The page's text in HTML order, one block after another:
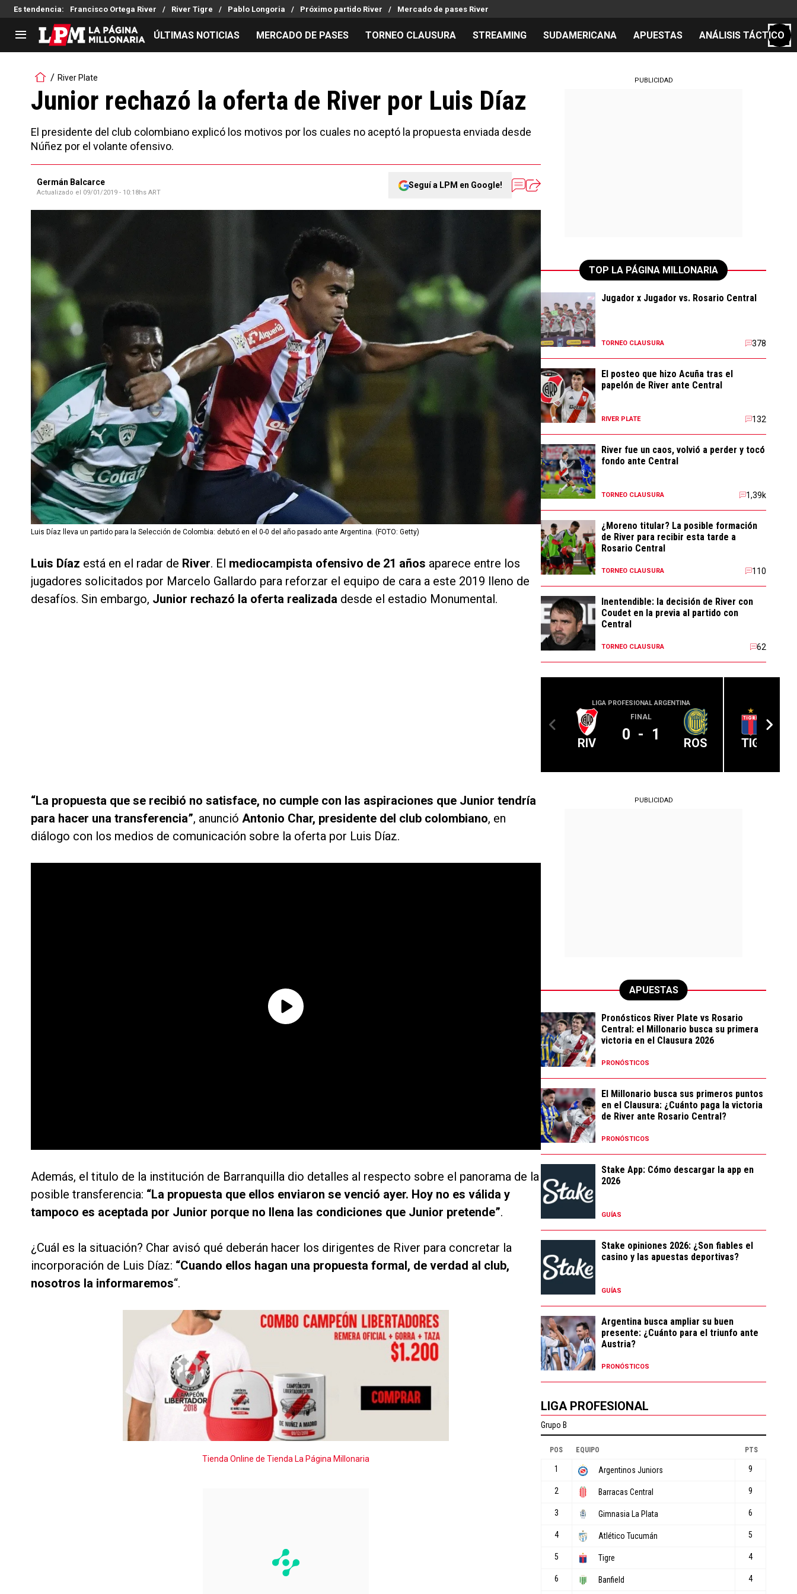
Es tendencia: Francisco Ortega River River Tigre Pablo Longoria Próximo partido River Mercado de pases River
LIGA PROFESIONAL
Noticias
Tabla de posiciones
Reserva
Copa Sudamericana
Copa Argentina
Mercado de Pases
Análisis tácticos
Chacho Coudet
Entradas
Los goles de River
Noticias
Guías
Pronósticos
ÚLTIMAS NOTICIAS MERCADO DE PASES TORNEO CLAUSURA STREAMING SUDAMERICANA APUESTAS ANÁLISIS TÁCTICO
River Plate
Junior rechazó la oferta de River por Luis Díaz
El presidente del club colombiano explicó los motivos por los cuales no aceptó la propuesta enviada desde
Núñez por el volante ofensivo.
Germán Balcarce
Actualizado el 09/01/2019 - 10:18hs ART
Seguí a LPM en Google!
Luis Díaz lleva un partido para la Selección de Colombia: debutó en el 0-0 del año pasado ante Argentina. (FOTO: Getty)
Luis Díaz está en el radar de River. El mediocampista ofensivo de 21 años aparece entre los
jugadores solicitados por Marcelo Gallardo para reforzar el equipo de cara a este 2019 lleno de
desafíos. Sin embargo, Junior rechazó la oferta realizada desde el estadio Monumental.
“La propuesta que se recibió no satisface, no cumple con las aspiraciones que Junior tendría
para hacer una transferencia”, anunció Antonio Char, presidente del club colombiano, en
diálogo con los medios de comunicación sobre la oferta por Luis Díaz.
Además, el titulo de la institución de Barranquilla dio detalles al respecto sobre el panorama de la
posible transferencia: “La propuesta que ellos enviaron se venció ayer. Hoy no es válida y
tampoco es aceptada por Junior porque no llena las condiciones que Junior pretende”.
¿Cuál es la situación? Char avisó qué deberán hacer los dirigentes de River para concretar la
incorporación de Luis Díaz: “Cuando ellos hagan una propuesta formal, de verdad al club,
nosotros la informaremos“.
Tienda Online de Tienda La Página Millonaria
PUBLICIDAD
TOP LA PÁGINA MILLONARIA
Jugador x Jugador vs. Rosario Central
TORNEO CLAUSURA 378
El posteo que hizo Acuña tras el
papelón de River ante Central
RIVER PLATE 132
River fue un caos, volvió a perder y tocó
fondo ante Central
TORNEO CLAUSURA 1,39k
¿Moreno titular? La posible formación
de River para recibir esta tarde a
Rosario Central
TORNEO CLAUSURA 110
Inentendible: la decisión de River con
Coudet en la previa al partido con
Central
TORNEO CLAUSURA 62
LIGA PROFESIONAL ARGENTINA
RIV
FINAL
0 - 1 ROS TIG
PUBLICIDAD
APUESTAS
Pronósticos River Plate vs Rosario
Central: el Millonario busca su primera
victoria en el Clausura 2026
PRONÓSTICOS
El Millonario busca sus primeros puntos
en el Clausura: ¿Cuánto paga la victoria
de River ante Rosario Central?
PRONÓSTICOS
Stake App: Cómo descargar la app en
2026
GUÍAS
Stake opiniones 2026: ¿Son fiables el
casino y las apuestas deportivas?
GUÍAS
Argentina busca ampliar su buen
presente: ¿Cuánto para el triunfo ante
Austria?
PRONÓSTICOS
LIGA PROFESIONAL